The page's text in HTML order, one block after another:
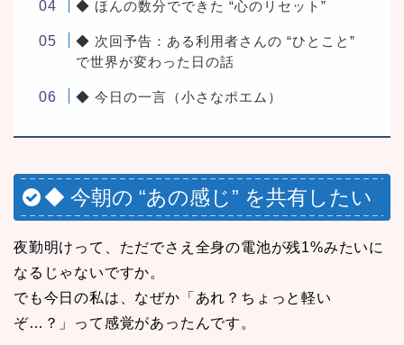
◆ ほんの数分でできた “心のリセット”
◆ 次回予告：ある利用者さんの “ひとこと”
で世界が変わった日の話
◆ 今日の一言（小さなポエム）
◆ 今朝の “あの感じ” を共有したい
夜勤明けって、ただでさえ全身の電池が残1%みたいに
なるじゃないですか。
でも今日の私は、なぜか「あれ？ちょっと軽い
ぞ…？」って感覚があったんです。